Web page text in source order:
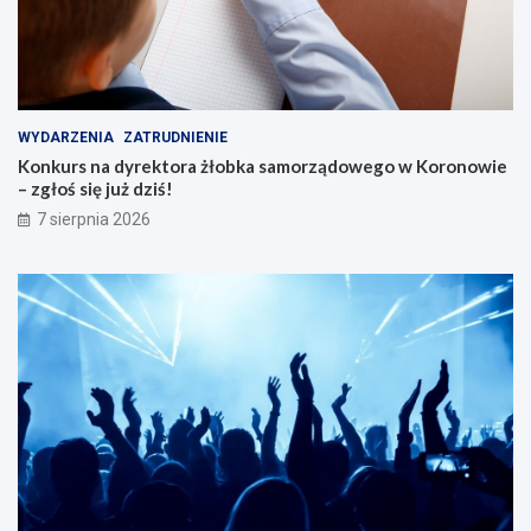
WYDARZENIA ZATRUDNIENIE
Konkurs na dyrektora żłobka samorządowego w Koronowie
– zgłoś się już dziś!
7 sierpnia 2026